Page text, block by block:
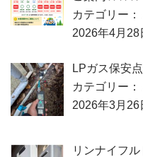
カテゴリー：
2026年4月28
LPガス保安
カテゴリー：
2026年3月26
リンナイフ